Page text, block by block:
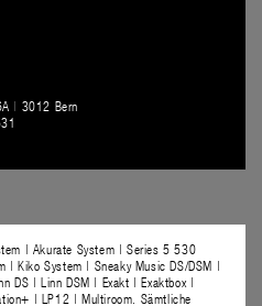
| 3012 Bern
| Akurate System | Series 5 530
| Kiko System | Sneaky Music DS/DSM |
DS | Linn DSM | Exakt | Exaktbox |
| LP12 | Multiroom. Sämtliche